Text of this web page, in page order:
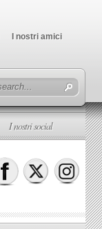
I nostri amici
I nostri social